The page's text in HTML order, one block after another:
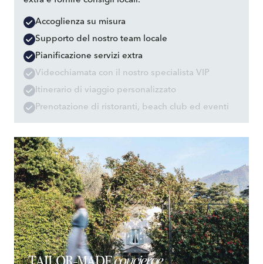
Accoglienza su misura
Supporto del nostro team locale
Pianificazione servizi extra
Videochiamata con il nostro specialista VIP
Itinerario di viaggio personalizzato
Prenotazione di ristoranti, beach club ed eventi